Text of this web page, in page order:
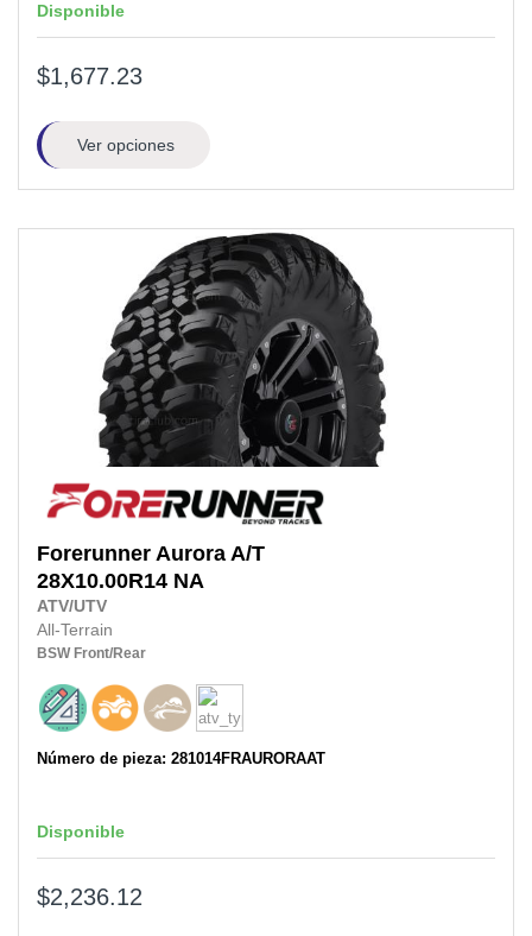
Disponible
$1,677.23
Ver opciones
Forerunner Aurora A/T
28X10.00R14 NA
ATV/UTV
All-Terrain
BSW Front/Rear
Número de pieza: 281014FRAURORAAT
Disponible
$2,236.12